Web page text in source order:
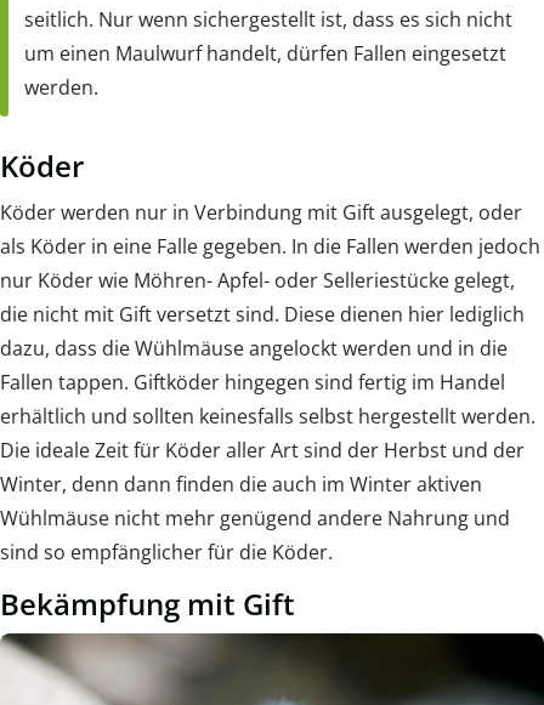
seitlich. Nur wenn sichergestellt ist, dass es sich nicht
um einen Maulwurf handelt, dürfen Fallen eingesetzt
werden.
Köder
Köder werden nur in Verbindung mit Gift ausgelegt, oder
als Köder in eine Falle gegeben. In die Fallen werden jedoch
nur Köder wie Möhren- Apfel- oder Selleriestücke gelegt,
die nicht mit Gift versetzt sind. Diese dienen hier lediglich
dazu, dass die Wühlmäuse angelockt werden und in die
Fallen tappen. Giftköder hingegen sind fertig im Handel
erhältlich und sollten keinesfalls selbst hergestellt werden.
Die ideale Zeit für Köder aller Art sind der Herbst und der
Winter, denn dann finden die auch im Winter aktiven
Wühlmäuse nicht mehr genügend andere Nahrung und
sind so empfänglicher für die Köder.
Bekämpfung mit Gift